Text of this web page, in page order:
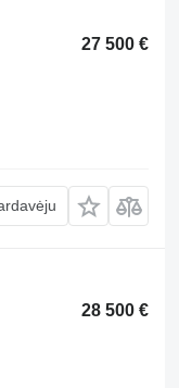
27 500 €
28 500 €